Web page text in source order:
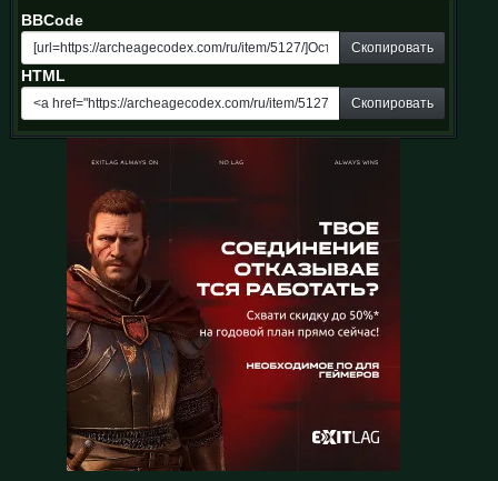
BBCode
Скопировать
HTML
Скопировать